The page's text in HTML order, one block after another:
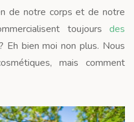
de notre corps et de notre
toujours des
Eh bien moi non plus. Nous
mais comment